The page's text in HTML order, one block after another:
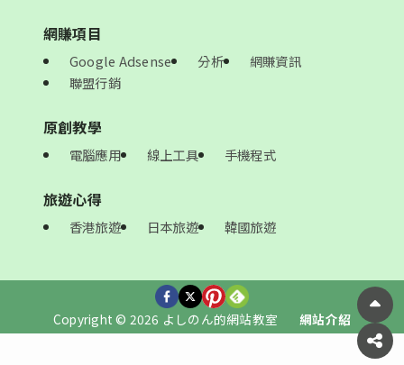
網賺項目
Google Adsense 分析
網賺資訊
聯盟行銷
原創教學
電腦應用 線上工具 手機程式
旅遊心得
香港旅遊 日本旅遊 韓國旅遊
Copyright © 2026 よしのん的網站教室 網站介紹